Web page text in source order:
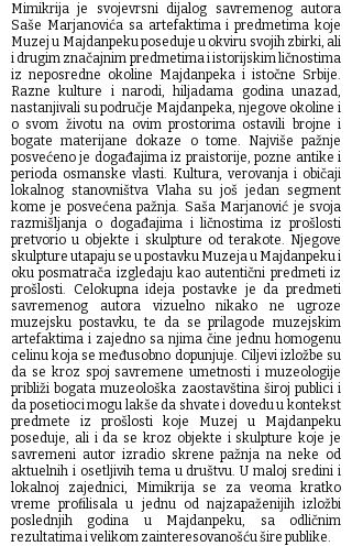
Mimikrija je svojevrsni dijalog savremenog autora
Saše Marjanovića sa artefaktima i predmetima koje
Muzej u Majdanpeku poseduje u okviru svojih zbirki, ali
i drugim značajnim predmetima i istorijskim ličnostima
iz neposredne okoline Majdanpeka i istočne Srbije.
Razne kulture i narodi, hiljadama godina unazad,
nastanjivali su područje Majdanpeka, njegove okoline i
o svom životu na ovim prostorima ostavili brojne i
bogate materijane dokaze o tome. Najviše pažnje
posvećeno je događajima iz praistorije, pozne antike i
perioda osmanske vlasti. Kultura, verovanja i običaji
lokalnog stanovništva Vlaha su još jedan segment
kome je posvećena pažnja. Saša Marjanović je svoja
razmišljanja o događajima i ličnostima iz prošlosti
pretvorio u objekte i skulpture od terakote. Njegove
skulpture utapaju se u postavku Muzeja u Majdanpeku i
oku posmatrača izgledaju kao autentični predmeti iz
prošlosti. Celokupna ideja postavke je da predmeti
savremenog autora vizuelno nikako ne ugroze
muzejsku postavku, te da se prilagode muzejskim
artefaktima i zajedno sa njima čine jednu homogenu
celinu koja se međusobno dopunjuje. Ciljevi izložbe su
da se kroz spoj savremene umetnosti i muzeologije
približi bogata muzeološka zaostavština široj publici i
da posetioci mogu lakše da shvate i dovedu u kontekst
predmete iz prošlosti koje Muzej u Majdanpeku
poseduje, ali i da se kroz objekte i skulpture koje je
savremeni autor izradio skrene pažnja na neke od
aktuelnih i osetljivih tema u društvu. U maloj sredini i
lokalnoj zajednici, Mimikrija se za veoma kratko
vreme profilisala u jednu od najzapaženijih izložbi
poslednjih godina u Majdanpeku, sa odličnim
rezultatima i velikom zainteresovanošću šire publike.